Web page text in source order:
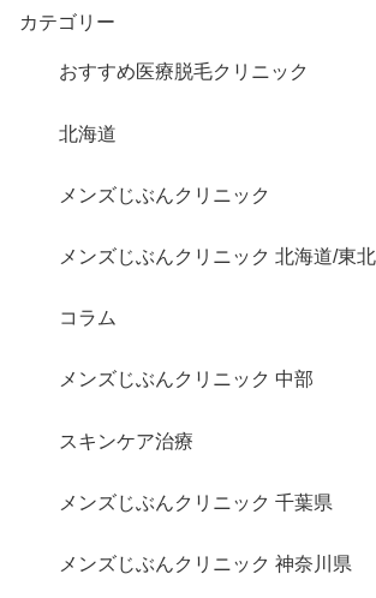
カテゴリー
おすすめ医療脱毛クリニック
北海道
メンズじぶんクリニック
メンズじぶんクリニック 北海道/東北
コラム
メンズじぶんクリニック 中部
スキンケア治療
メンズじぶんクリニック 千葉県
メンズじぶんクリニック 神奈川県